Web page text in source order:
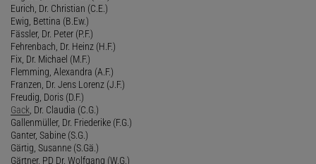
Eurich, Dr. Christian (C.E.)
Ewig, Bettina (B.Ew.)
Fässler, Dr. Peter (P.F.)
Fehrenbach, Dr. Heinz (H.F.)
Fix, Dr. Michael (M.F.)
Flemming, Alexandra (A.F.)
Franzen, Dr. Jens Lorenz (J.F.)
Freudig, Doris (D.F.)
Gack , Dr. Claudia (C.G.)
Gallenmüller, Dr. Friederike (F.G.)
Ganter, Sabine (S.G.)
Gärtig, Susanne (S.Gä.)
Gärtner, PD Dr. Wolfgang (W.G.)